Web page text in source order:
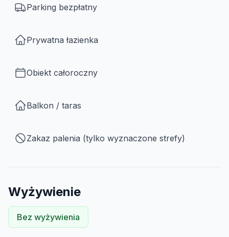
Parking bezpłatny
Prywatna łazienka
Obiekt całoroczny
Balkon / taras
Zakaz palenia (tylko wyznaczone strefy)
Wyżywienie
Bez wyżywienia